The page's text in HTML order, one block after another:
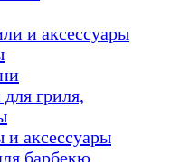
и аксессуары
гриля,
аксессуары
барбекю